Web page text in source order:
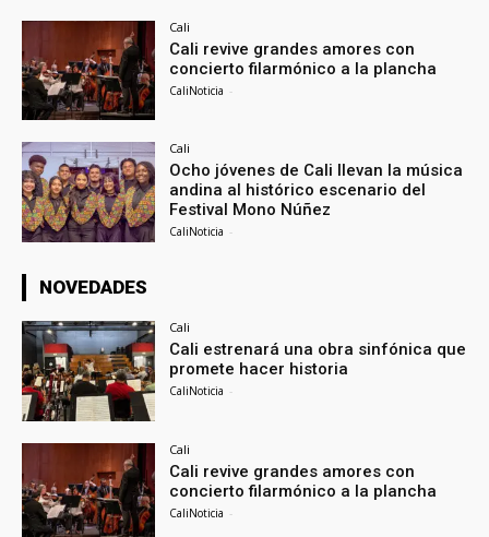
Cali
Cali revive grandes amores con
concierto filarmónico a la plancha
CaliNoticia -
Cali
Ocho jóvenes de Cali llevan la música
andina al histórico escenario del
Festival Mono Núñez
CaliNoticia -
NOVEDADES
Cali
Cali estrenará una obra sinfónica que
promete hacer historia
CaliNoticia -
Cali
Cali revive grandes amores con
concierto filarmónico a la plancha
CaliNoticia -